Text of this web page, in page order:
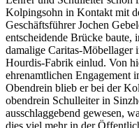
Kolpingsohn in Kontakt mit
Geschäftsführer Jochen
entscheidende Brücke baute,
damalige Caritas-Möbellager
Hourdis-Fabrik einlud. Von
ehrenamtlichen Engagement
Obendrein blieb er bei der
obendrein Schulleiter in
ausschlaggebend gewesen,
dies viel mehr in der